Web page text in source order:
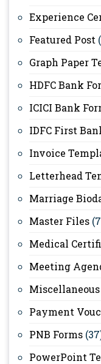
Experience
Featured Post
Graph Paper
HDFC Bank
ICICI Bank
IDFC First
Invoice
Letterhead
Marriage
Master Files
Medical
Meeting
Miscellaneous
Payment
PNB Forms
PowerPoint